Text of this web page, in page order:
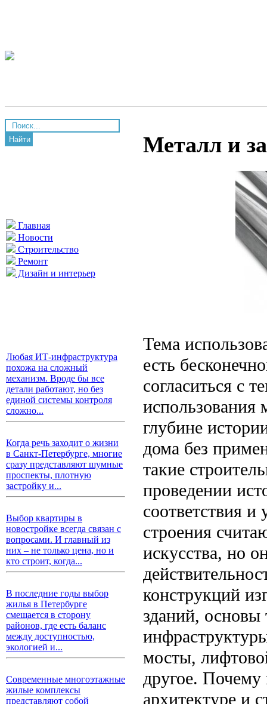
Найти
Главная
Новости
Строительство
Ремонт
Дизайн и интерьер
Любая ИТ-инфраструктура
похожа на сложный
механизм. Вроде бы все
детали работают, но без
единой системы контроля
сложно...
Когда речь заходит о жизни
в Санкт-Петербурге, многие
сразу представляют шумные
проспекты, плотную
застройку и...
Выбор квартиры в
новостройке всегда связан с
вопросами. И главный из
них – не только цена, но и
кто строит, когда...
В последние годы выбор
жилья в Петербурге
смещается в сторону
районов, где есть баланс
между доступностью,
экологией и...
Современные многоэтажные
жилые комплексы
представляют собой
Металл и
Тема
есть
согласиться с
глубине
дома без
такие
проведении
соответствия
строения
искусства, но
конструкций
зданий,
мосты,
другое. Почему
архитектуре и